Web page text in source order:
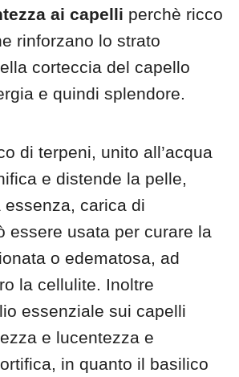
ai capelli perchè ricco
rinforzano lo strato
corteccia del capello
e quindi splendore.
di terpeni, unito all’acqua
e distende la pelle,
essenza, carica di
essere usata per curare la
o edematosa, ad
la cellulite. Inoltre
essenziale sui capelli
e lucentezza e
in quanto il basilico